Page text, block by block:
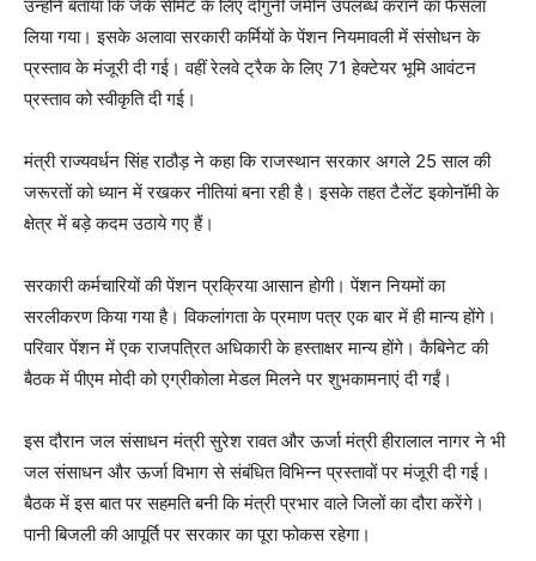
उन्होंने बताया कि जेके सीमेंट के लिए दोगुनी जमीन उपलब्ध कराने का फैसला
लिया गया। इसके अलावा सरकारी कर्मियों के पेंशन नियमावली में संसोधन के
प्रस्ताव के मंजूरी दी गई। वहीं रेलवे ट्रैक के लिए 71 हेक्टेयर भूमि आवंटन
प्रस्ताव को स्वीकृति दी गई।
मंत्री राज्यवर्धन सिंह राठौड़ ने कहा कि राजस्थान सरकार अगले 25 साल की
जरूरतों को ध्यान में रखकर नीतियां बना रही है। इसके तहत टैलेंट इकोनॉमी के
क्षेत्र में बड़े कदम उठाये गए हैं।
सरकारी कर्मचारियों की पेंशन प्रक्रिया आसान होगी। पेंशन नियमों का
सरलीकरण किया गया है। विकलांगता के प्रमाण पत्र एक बार में ही मान्य होंगे।
परिवार पेंशन में एक राजपत्रित अधिकारी के हस्ताक्षर मान्य होंगे। कैबिनेट की
बैठक में पीएम मोदी को एग्रीकोला मेडल मिलने पर शुभकामनाएं दी गईं।
इस दौरान जल संसाधन मंत्री सुरेश रावत और ऊर्जा मंत्री हीरालाल नागर ने भी
जल संसाधन और ऊर्जा विभाग से संबंधित विभिन्न प्रस्तावों पर मंजूरी दी गई।
बैठक में इस बात पर सहमति बनी कि मंत्री प्रभार वाले जिलों का दौरा करेंगे।
पानी बिजली की आपूर्ति पर सरकार का पूरा फोकस रहेगा।